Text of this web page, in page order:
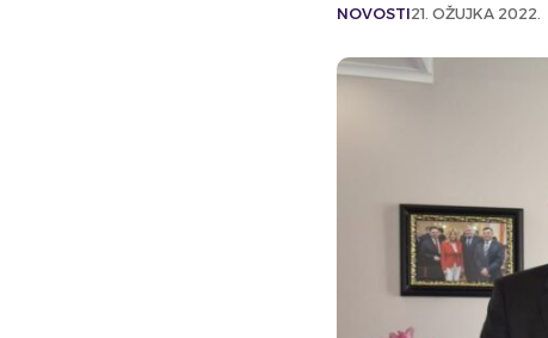
NOVOSTI21. OŽUJKA 2022.